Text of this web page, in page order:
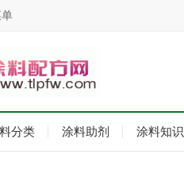
分类 涂料助剂 涂料知识